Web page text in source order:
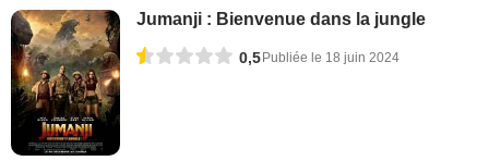
Jumanji : Bienvenue dans la jungle
0,5 Publiée le 18 juin 2024